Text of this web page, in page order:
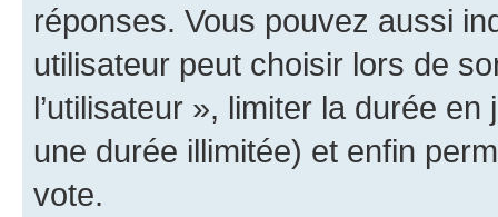
réponses. Vous pouvez aussi
utilisateur peut choisir lors de
l’utilisateur », limiter la durée
une durée illimitée) et enfin
vote.